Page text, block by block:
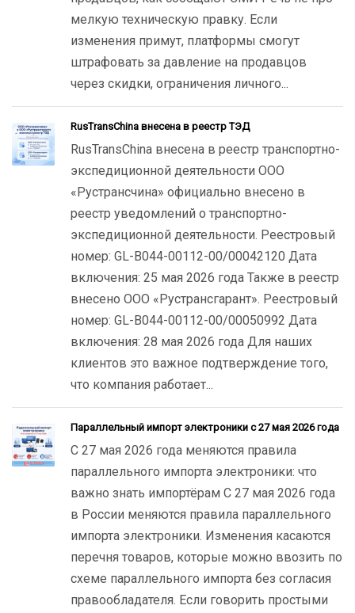
мелкую техническую правку. Если
изменения примут, платформы смогут
штрафовать за давление на продавцов
через скидки, ограничения личного...
RusTransChina внесена в реестр ТЭД
RusTransChina внесена в реестр транспортно-
экспедиционной деятельности ООО
«Рустрансчина» официально внесено в
реестр уведомлений о транспортно-
экспедиционной деятельности. Реестровый
номер: GL-B044-00112-00/00042120 Дата
включения: 25 мая 2026 года Также в реестр
внесено ООО «Рустрансгарант». Реестровый
номер: GL-B044-00112-00/00050992 Дата
включения: 28 мая 2026 года Для наших
клиентов это важное подтверждение того,
что компания работает...
Параллельный импорт электроники с 27 мая 2026 года
С 27 мая 2026 года меняются правила
параллельного импорта электроники: что
важно знать импортёрам С 27 мая 2026 года
в России меняются правила параллельного
импорта электроники. Изменения касаются
перечня товаров, которые можно ввозить по
схеме параллельного импорта без согласия
правообладателя. Если говорить простыми